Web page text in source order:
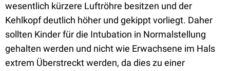
wesentlich kürzere Luftröhre besitzen und der
Kehlkopf deutlich höher und gekippt vorliegt. Daher
sollten Kinder für die Intubation in Normalstellung
gehalten werden und nicht wie Erwachsene im Hals
extrem Überstreckt werden, da dies zu einer